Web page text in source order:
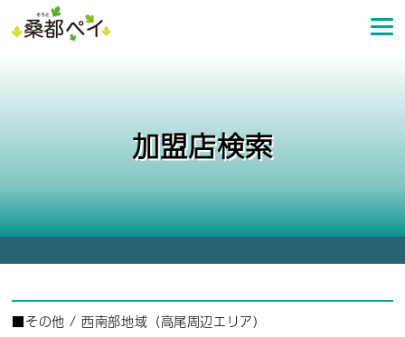
ン
プ
加盟店検索
■その他 /西南部地域（高尾周辺エリア）